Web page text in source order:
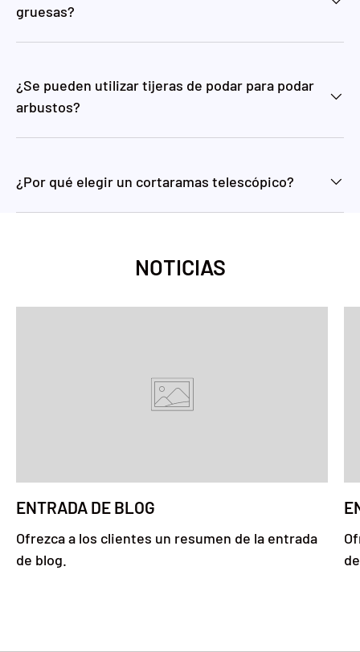
gruesas?
¿Se pueden utilizar tijeras de podar para podar
arbustos?
¿Por qué elegir un cortaramas telescópico?
NOTICIAS
ENTRADA DE BLOG
Ofrezca a los clientes un resumen de la entrada
de blog.